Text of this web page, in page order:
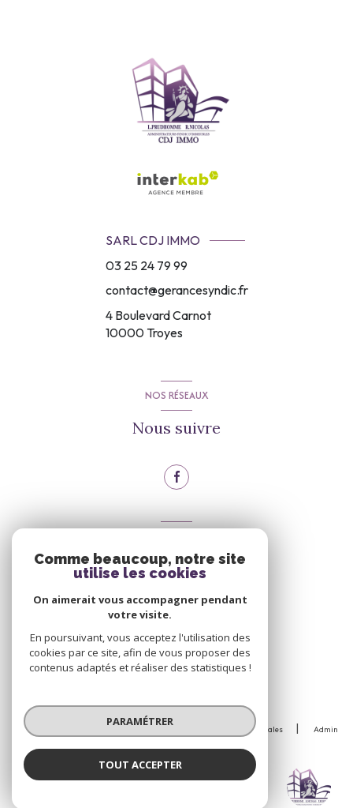
SARL CDJ IMMO
SARL CDJ IMMO
03 25 24 79 99
contact@gerancesyndic.fr
4 Boulevard Carnot
10000 Troyes
NOS RÉSEAUX
Nous suivre
Espace propriétaire
Se connecter
© 2026 | Tous droits réservés
Mentions légales
Admin
Comme beaucoup, notre site
utilise les cookies
On aimerait vous accompagner pendant
votre visite.
En poursuivant, vous acceptez l'utilisation des
cookies par ce site, afin de vous proposer des
contenus adaptés et réaliser des statistiques !
PARAMÉTRER
TOUT ACCEPTER